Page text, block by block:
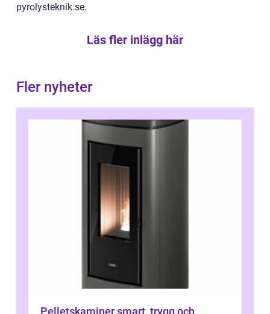
pyrolysteknik.se.
Läs fler inlägg här
Fler nyheter